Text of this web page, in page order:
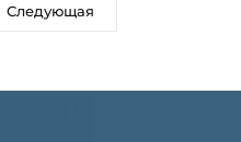
Следующая